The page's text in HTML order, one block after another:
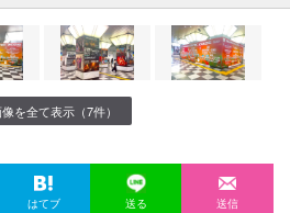
を全て表示（7件）
はてブ 送る 送信